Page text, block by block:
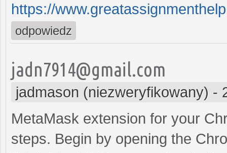
https://
odpowiedz
jadn7914@gmail.com
jadmason (niezweryfikowany) -
MetaMask extension for your
steps. Begin by opening the